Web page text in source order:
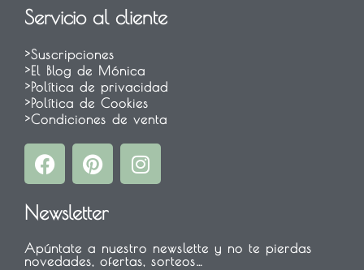
Servicio al cliente
>Suscripciones
>El Blog de Mónica
>Política de privacidad
>Política de Cookies
>Condiciones de venta
F
a
e
o
P
i
t
r
I
n
g
Newsletter
Apúntate a nuestro newslette y no te pierdas
novedades, ofertas, sorteos…